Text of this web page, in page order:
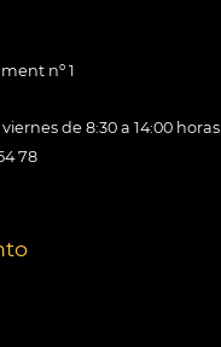
nº 1
de 8:30 a 14:00 horas
78